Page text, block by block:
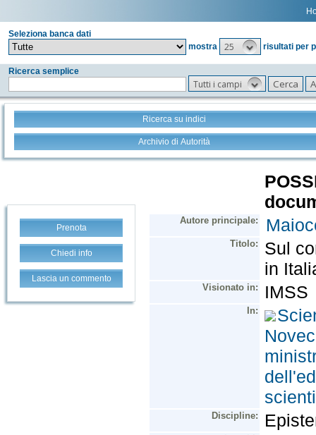
Seleziona banca dati
mostra
25 risultati per
Ricerca semplice
Tutti i campi
Ricerca su indici
Archivio di Autorità
Prenota
Chiedi info
Lascia un commento